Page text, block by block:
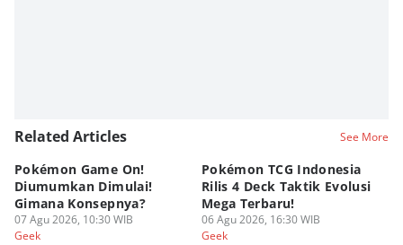
Related Articles See More
Pokémon Game On!
Diumumkan Dimulai!
Gimana Konsepnya?
07 Agu 2026, 10:30 WIB
Geek
Pokémon TCG Indonesia
Rilis 4 Deck Taktik Evolusi
Mega Terbaru!
06 Agu 2026, 16:30 WIB
Geek